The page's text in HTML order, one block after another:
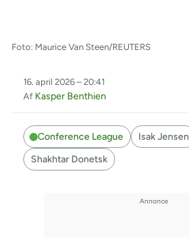
Foto: Maurice Van Steen/REUTERS
16. april 2026 – 20:41
Af Kasper Benthien
Conference League Isak Jensen
Shakhtar Donetsk